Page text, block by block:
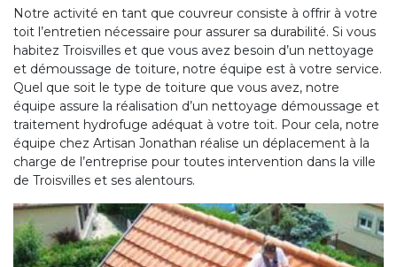
Notre activité en tant que couvreur consiste à offrir à votre
toit l’entretien nécessaire pour assurer sa durabilité. Si vous
habitez Troisvilles et que vous avez besoin d’un nettoyage
et démoussage de toiture, notre équipe est à votre service.
Quel que soit le type de toiture que vous avez, notre
équipe assure la réalisation d’un nettoyage démoussage et
traitement hydrofuge adéquat à votre toit. Pour cela, notre
équipe chez Artisan Jonathan réalise un déplacement à la
charge de l’entreprise pour toutes intervention dans la ville
de Troisvilles et ses alentours.